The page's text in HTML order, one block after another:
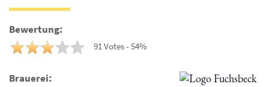
Bewertung:
91 Votes - 54%
Brauerei: